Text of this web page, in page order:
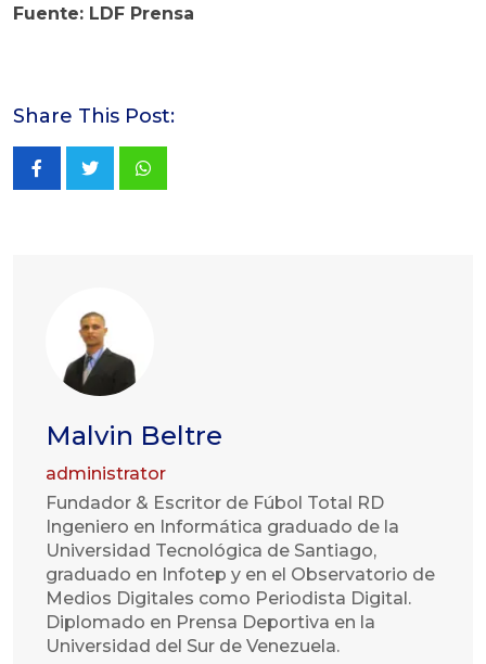
Fuente: LDF Prensa
Share This Post:
Whatsapp
Malvin Beltre
administrator
Fundador & Escritor de Fúbol Total RD
Ingeniero en Informática graduado de la
Universidad Tecnológica de Santiago,
graduado en Infotep y en el Observatorio de
Medios Digitales como Periodista Digital.
Diplomado en Prensa Deportiva en la
Universidad del Sur de Venezuela.